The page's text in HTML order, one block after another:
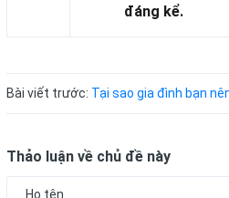
đáng kể.
Bài viết trước: Tại sao gia đình bạn
Thảo luận về chủ đề này